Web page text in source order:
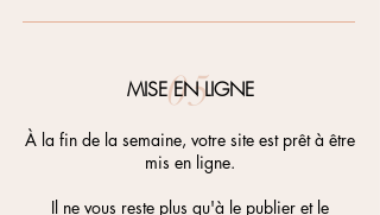
05
MISE EN LIGNE
À la fin de la semaine, votre site est prêt à être
mis en ligne.
Il ne vous reste plus qu'à le publier et le